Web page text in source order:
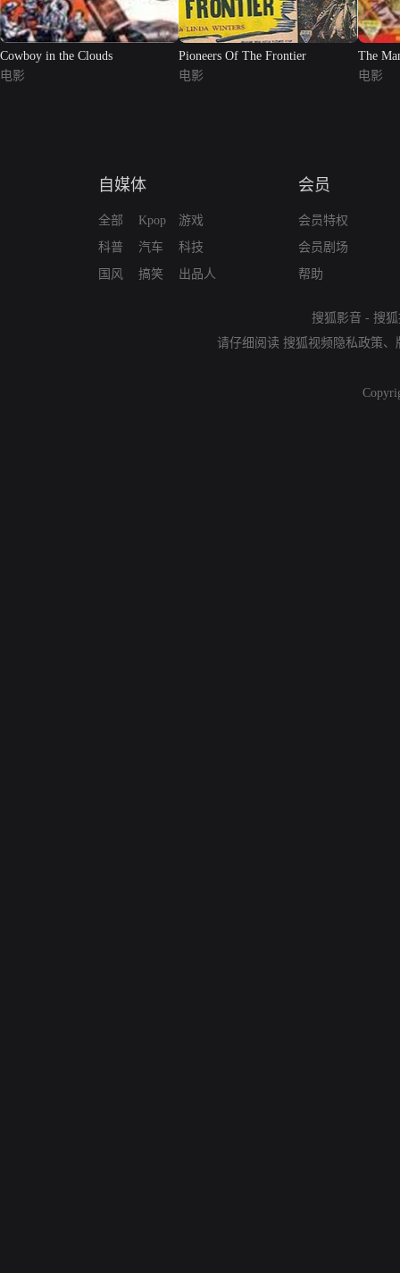
Cowboy in the Clouds
电影
Pioneers Of The Frontier
电影
The
电影
自媒体
全部
科普
国风
Kpop
汽车
搞笑
游戏
科技
出品人
会员
会员特权
会员剧场
帮助
搜狐影音 - 搜
请仔细阅读 搜狐视频隐私政策、